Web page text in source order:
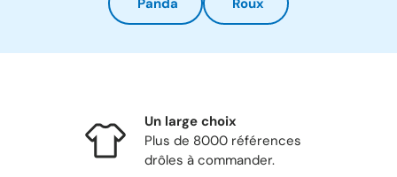
Panda Roux
Un large choix
Plus de 8000 références
drôles à commander.